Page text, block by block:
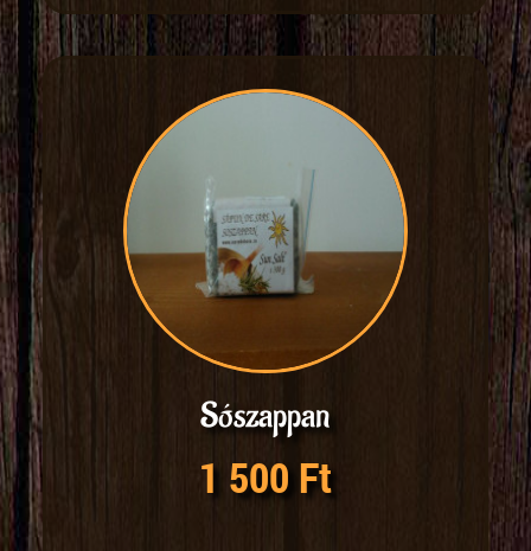
Sószappan
1 500 Ft